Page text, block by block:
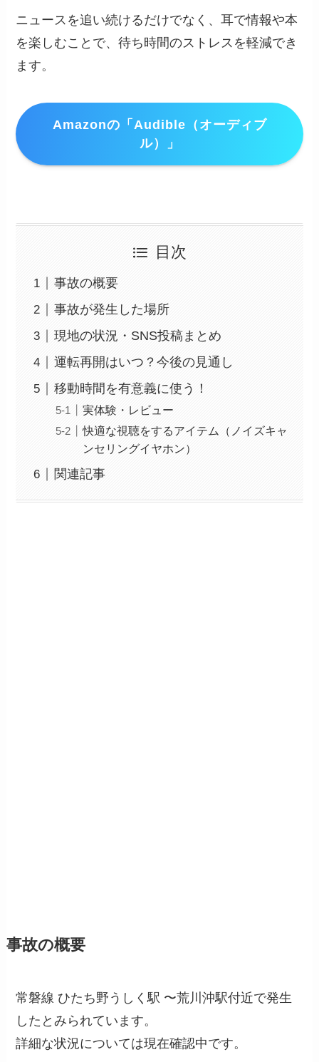
ニュースを追い続けるだけでなく、耳で情報や本
を楽しむことで、待ち時間のストレスを軽減でき
ます。
Amazonの「Audible（オーディブ
ル）」
目次
事故の概要
事故が発生した場所
現地の状況・SNS投稿まとめ
運転再開はいつ？今後の見通し
移動時間を有意義に使う！
実体験・レビュー
快適な視聴をするアイテム（ノイズキャ
ンセリングイヤホン）
関連記事
事故の概要
常磐線 ひたち野うしく駅 〜荒川沖駅付近で発生
したとみられています。
詳細な状況については現在確認中です。